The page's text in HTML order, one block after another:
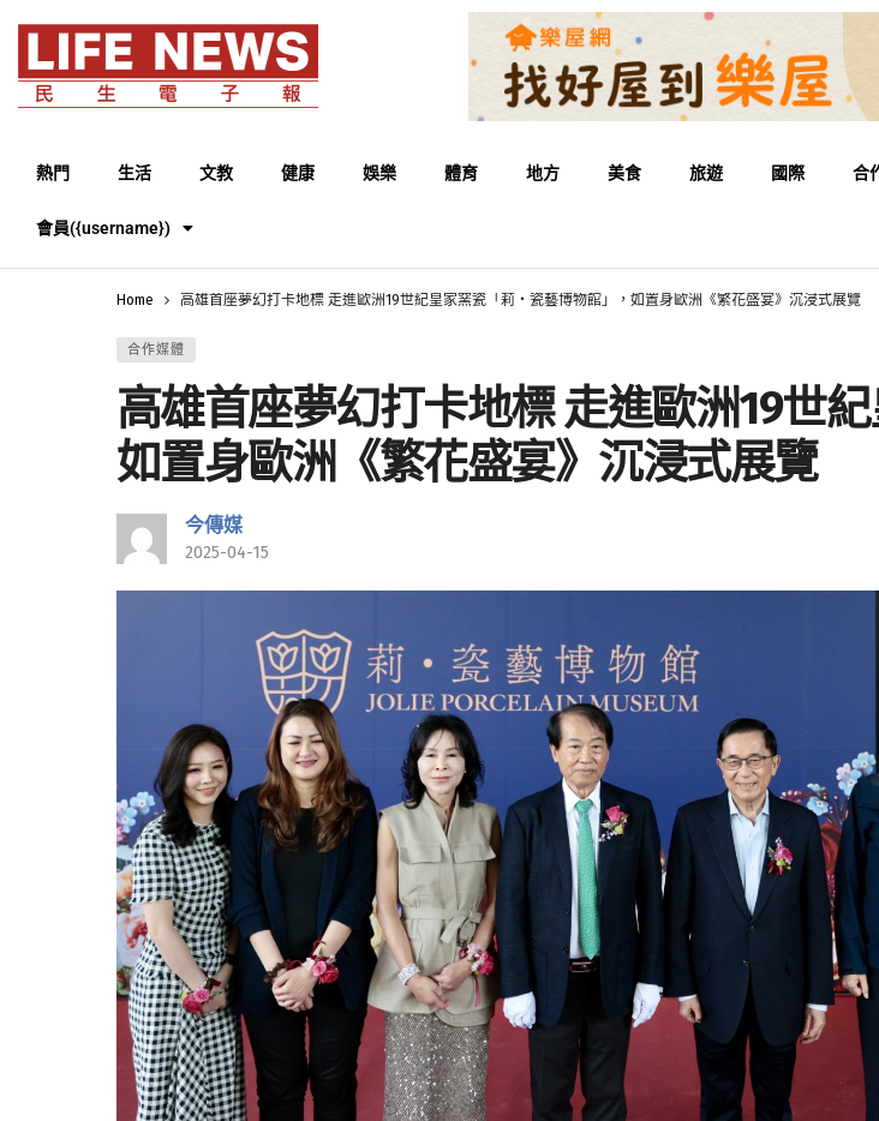
熱門 生活 文教 健康 娛樂 體育 地方 美食 旅遊 國際 合
會員({username})
Home 高雄首座夢幻打卡地標 走進歐洲19世紀皇家窯瓷「莉‧瓷藝博物館」，如置身歐洲《繁花盛宴》沉浸式展覽
合作媒體
高雄首座夢幻打卡地標 走進歐洲19世
如置身歐洲《繁花盛宴》沉浸式展覽
今傳媒
2025-04-15